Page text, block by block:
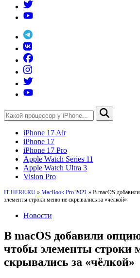
iPhone 17 Air
iPhone 17
iPhone 17 Pro
Apple Watch Series 11
Apple Watch Ultra 3
Vision Pro
IT-HERE.RU » MacBook Pro 2021 » В macOS
элементы строки меню не скрывались за «чёлкой»
Новости
В macOS добавили
чтобы элементы строки
скрывались за «чёлкой»